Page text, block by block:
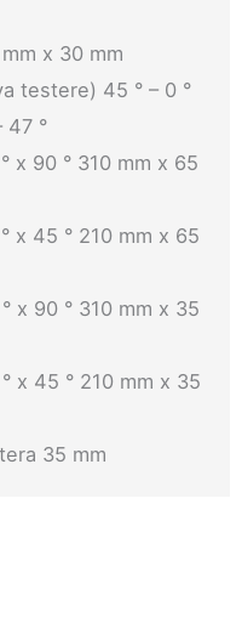
x 30 mm
testere) 45 ° – 0 °
47 °
x 90 ° 310 mm x 65
x 45 ° 210 mm x 65
x 90 ° 310 mm x 35
x 45 ° 210 mm x 35
35 mm